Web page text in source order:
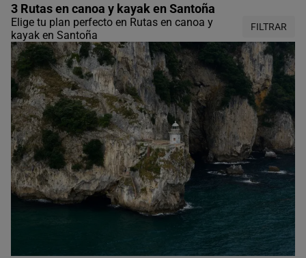
3 Rutas en canoa y kayak en Santoña
Elige tu plan perfecto en Rutas en canoa y
kayak en Santoña
FILTRAR